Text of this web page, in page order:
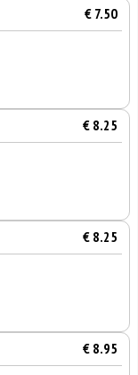
€ 7.50
€ 8.25
€ 8.25
€ 8.95